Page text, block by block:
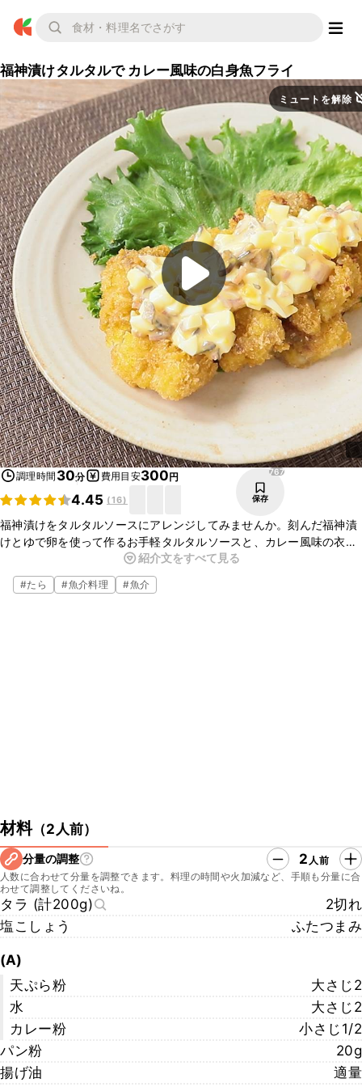
福神漬けタルタルで カレー風味の白身魚フライ
ミュートを解除
調理時間 30分 費用目安300円
4.45 (16)
767
保存
福神漬けをタルタルソースにアレンジしてみませんか。刻んだ福神漬
けとゆで卵を使って作るお手軽タルタルソースと、カレー風味の衣を
つけて揚げたサクサクとした白身魚のフライは、相性抜群ですよ。ぜ
ひ一度お試しくださいね。
紹介文をすべて見る
#たら #魚介料理 #魚介
材料（2人前）
分量の調整 2 人前
人数に合わせて分量を調整できます。料理の時間や火加減など、手順も分量に合
わせて調整してくださいね。
タラ (計200g)
2切れ
塩こしょう
ふたつまみ
(A)
天ぷら粉
大さじ2
水
大さじ2
カレー粉
小さじ1/2
パン粉
20g
揚げ油
適量